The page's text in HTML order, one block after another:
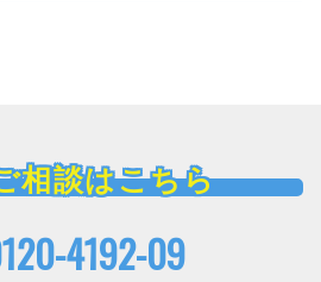
相談はこちら
4192-09